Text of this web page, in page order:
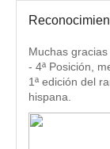
Muchas gracias
- 4ª Posición,
1ª edición del
hispana.